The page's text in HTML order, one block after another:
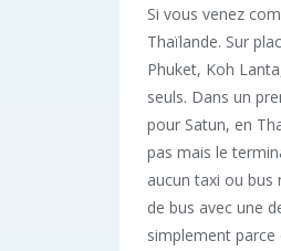
Si vous venez
Thaïlande. Sur
Phuket, Koh
seuls. Dans un
pour Satun, en
pas mais le
aucun taxi ou
de bus avec une
simplement